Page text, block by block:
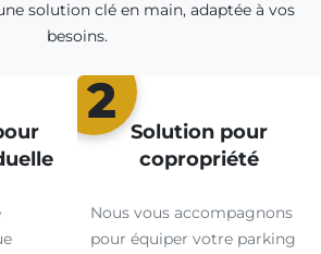
solution clé en main, adaptée à vos
besoins.
2
Solution pour
copropriété
Nous vous accompagnons
pour équiper votre parking